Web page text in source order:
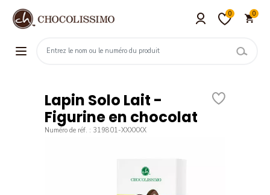
0 0
Lapin Solo Lait -
Figurine en chocolat
Numéro de réf. : 319801-XXXXXX